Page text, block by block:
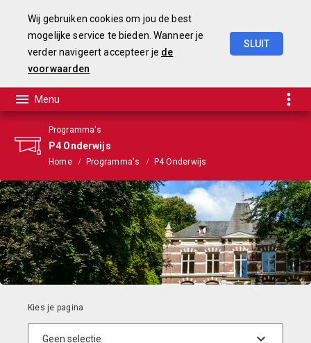
Wij gebruiken cookies om jou de best
mogelijke service te bieden. Wanneer je
verder navigeert accepteer je de
voorwaarden
SLUIT
Programma's
P4 Onderwijs
Home Programma's P4 Onderwijs